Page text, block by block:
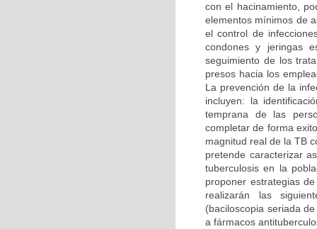
con el hacinamiento,
elementos mínimos de
el control de
condones y jeringas
seguimiento de los
presos hacia los
La prevención de la
incluyen: la
temprana de las
completar de forma
magnitud real de la TB
pretende caracterizar
tuberculosis en la
proponer estrategias
realizarán las
(baciloscopia seriada
a fármacos